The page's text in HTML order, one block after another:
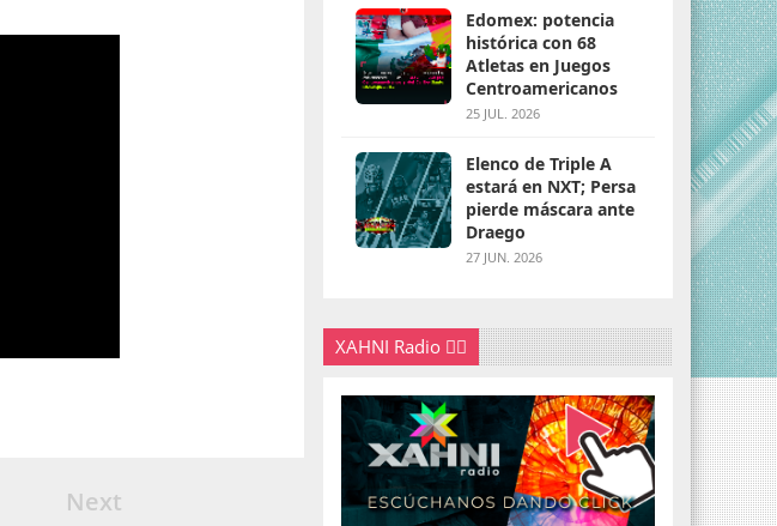
Next
Edomex: potencia
histórica con 68
Atletas en Juegos
Centroamericanos
25 JUL. 2026
Elenco de Triple A
estará en NXT; Persa
pierde máscara ante
Draego
27 JUN. 2026
XAHNI Radio 👇🏽